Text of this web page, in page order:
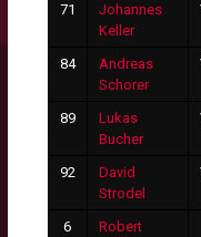
71
Johannes
Keller
84
Andreas
Schorer
89
Lukas
Bucher
92
David
Strodel
6
Robert